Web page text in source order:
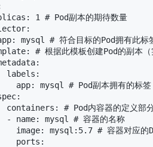
1 # Pod副本的期待数量
mysql # 符合目标的Pod拥有此标
# 根据此模板创建Pod的副本（
labels:
app: mysql # Pod副本拥有的标
containers: # Pod内容器的定义部
- name: mysql # 容器的名称
image: mysql:5.7 # 容器对应的
ports: